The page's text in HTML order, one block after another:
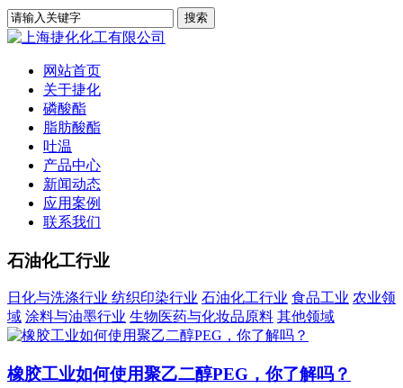
网站首页
关于捷化
磷酸酯
脂肪酸酯
吐温
产品中心
新闻动态
应用案例
联系我们
石油化工行业
日化与洗涤行业 纺织印染行业 石油化工行业 食品工业 农业领
域 涂料与油墨行业 生物医药与化妆品原料 其他领域
橡胶工业如何使用聚乙二醇PEG，你了解吗？